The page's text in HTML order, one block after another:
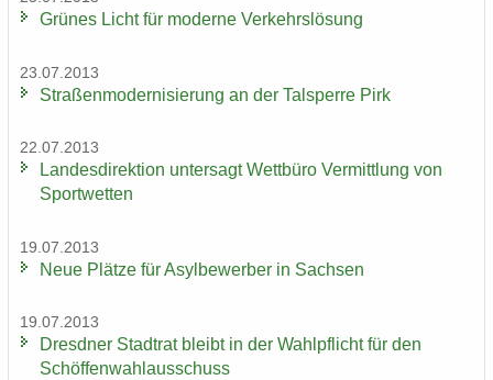
Grü­nes Licht für mo­der­ne Ver­kehrs­lö­sung
23.07.2013
Stra­ßen­mo­der­ni­sie­rung an der Tal­sper­re Pirk
22.07.2013
Lan­des­di­rek­ti­on un­ter­sagt Wett­bü­ro Ver­mitt­lung von
Sport­wet­ten
19.07.2013
Neue Plät­ze für Asyl­be­wer­ber in Sach­sen
19.07.2013
Dresd­ner Stadt­rat bleibt in der Wahl­pflicht für den
Schöf­fen­wahl­aus­schuss